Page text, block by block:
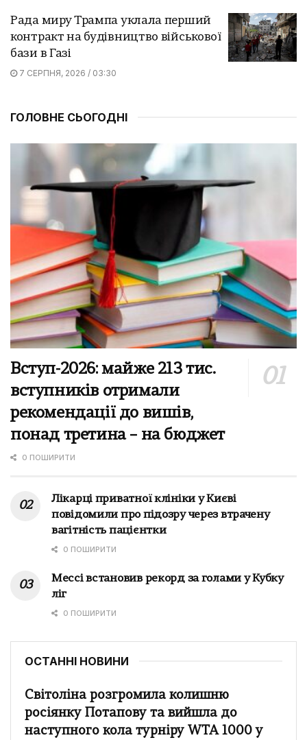
Рада миру Трампа уклала перший
контракт на будівництво військової
бази в Газі
7 СЕРПНЯ, 2026 / 03:30
ГОЛОВНЕ СЬОГОДНІ
Вступ-2026: майже 213 тис.
вступників отримали
рекомендації до вишів,
понад третина – на бюджет
0 ПОШИРИТИ
Лікарці приватної клініки у Києві
повідомили про підозру через втрачену
вагітність пацієнтки
0 ПОШИРИТИ
Мессі встановив рекорд за голами у Кубку
ліг
0 ПОШИРИТИ
ОСТАННІ НОВИНИ
Світоліна розгромила колишню
росіянку Потапову та вийшла до
наступного кола турніру WTA 1000 у